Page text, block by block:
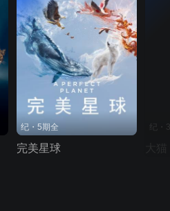
纪・5期全
完美星球
纪・